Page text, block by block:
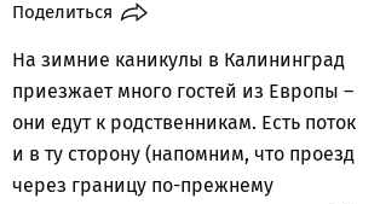
Поделиться
На зимние каникулы в Калининград
приезжает много гостей из Европы –
они едут к родственникам. Есть поток
и в ту сторону (напомним, что проезд
через границу по-прежнему